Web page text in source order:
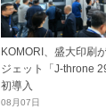
KOMORI、盛大印刷
ジェット「J-throne
初導入
08月07日